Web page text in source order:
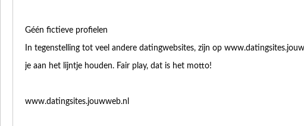
Géén fictieve profielen
In tegenstelling tot veel andere datingwebsites, zijn op
je aan het lijntje houden. Fair play, dat is het motto!
www.datingsites.jouwweb.nl